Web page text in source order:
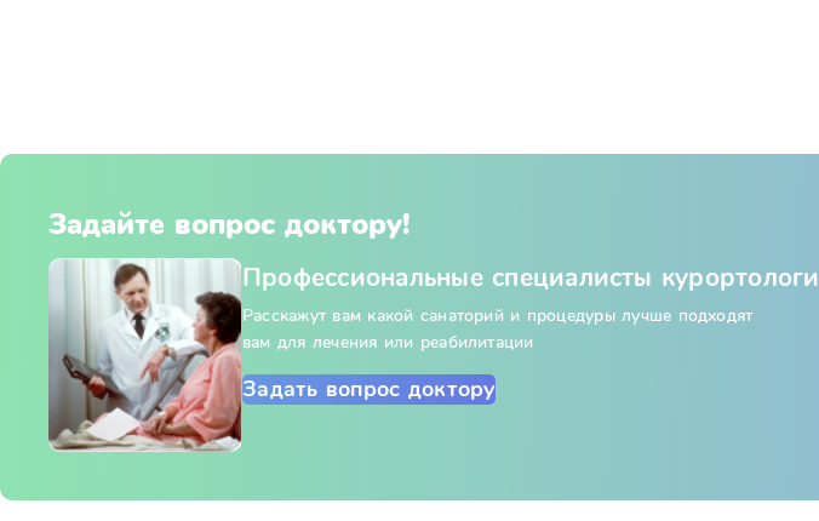
Задайте вопрос доктору!
Профессиональные специалисты курортологи
Расскажут вам какой санаторий и процедуры лучше подходят
вам для лечения или реабилитации
Задать вопрос доктору